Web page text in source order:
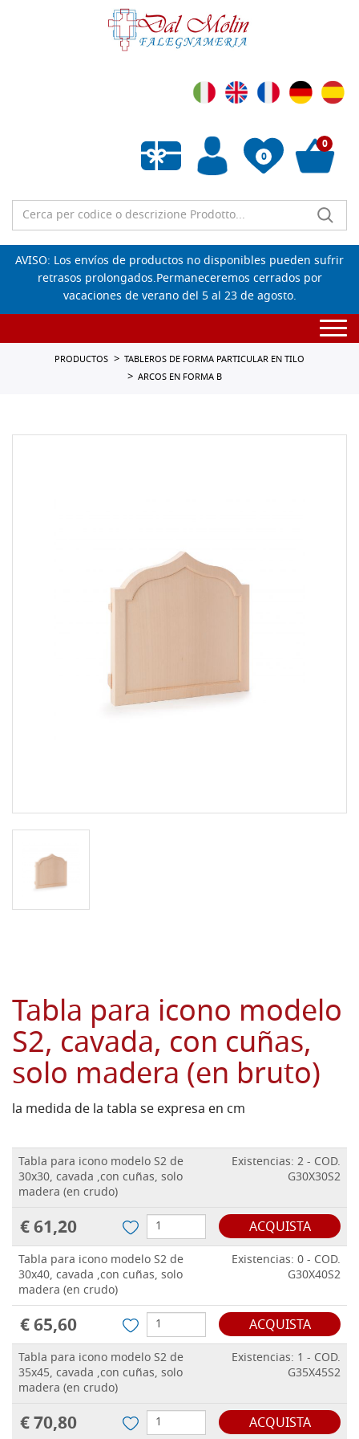
0
Lista de deseos vacía
0
AVISO: Los envíos de productos no disponibles pueden sufrir
retrasos prolongados.Permaneceremos cerrados por
vacaciones de verano del 5 al 23 de agosto.
PRODUCTOS
TABLEROS DE FORMA PARTICULAR EN TILO
ARCOS EN FORMA B
Tabla para icono modelo
S2, cavada, con cuñas,
solo madera (en bruto)
la medida de la tabla se expresa en cm
Tabla para icono modelo S2 de
30x30, cavada ,con cuñas, solo
madera (en crudo)
Existencias: 2 - COD.
G30X30S2
€ 61,20 ACQUISTA
Tabla para icono modelo S2 de
30x40, cavada ,con cuñas, solo
madera (en crudo)
Existencias: 0 - COD.
G30X40S2
€ 65,60 ACQUISTA
Tabla para icono modelo S2 de
35x45, cavada ,con cuñas, solo
madera (en crudo)
Existencias: 1 - COD.
G35X45S2
€ 70,80 ACQUISTA